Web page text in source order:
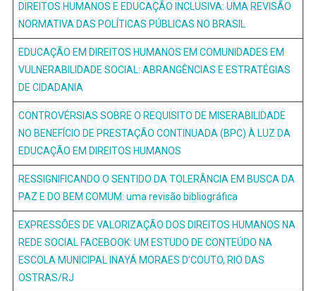
DIREITOS HUMANOS E EDUCAÇÃO INCLUSIVA: UMA REVISÃO
NORMATIVA DAS POLÍTICAS PÚBLICAS NO BRASIL
EDUCAÇÃO EM DIREITOS HUMANOS EM COMUNIDADES EM
VULNERABILIDADE SOCIAL: ABRANGÊNCIAS E ESTRATÉGIAS
DE CIDADANIA
CONTROVÉRSIAS SOBRE O REQUISITO DE MISERABILIDADE
NO BENEFÍCIO DE PRESTAÇÃO CONTINUADA (BPC) À LUZ DA
EDUCAÇÃO EM DIREITOS HUMANOS
RESSIGNIFICANDO O SENTIDO DA TOLERÂNCIA EM BUSCA DA
PAZ E DO BEM COMUM: uma revisão bibliográfica
EXPRESSÕES DE VALORIZAÇÃO DOS DIREITOS HUMANOS NA
REDE SOCIAL FACEBOOK: UM ESTUDO DE CONTEÚDO NA
ESCOLA MUNICIPAL INAYÁ MORAES D’COUTO, RIO DAS
OSTRAS/RJ